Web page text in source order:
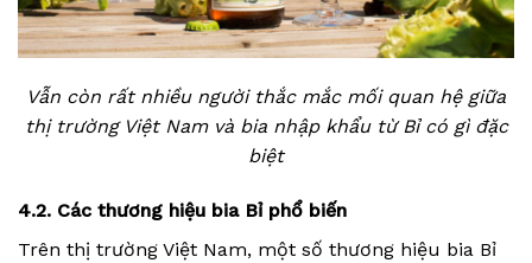
Vẫn còn rất nhiều người thắc mắc mối quan hệ giữa
thị trường Việt Nam và bia nhập khẩu từ Bỉ có gì đặc
biệt
4.2. Các thương hiệu bia Bỉ phổ biến
Trên thị trường Việt Nam, một số thương hiệu bia Bỉ